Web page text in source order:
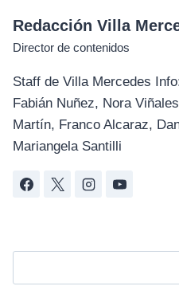
Redacción Villa
Director de contenidos
Staff de Villa Mercedes
Fabián Nuñez, Nora
Martín, Franco Alcaraz,
Mariangela Santilli